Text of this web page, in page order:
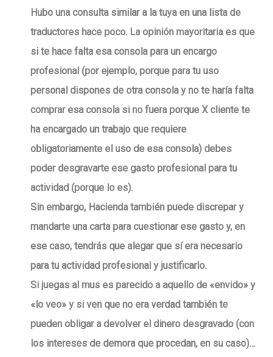
Hubo una consulta similar a la tuya en una lista de
traductores hace poco. La opinión mayoritaria es que
si te hace falta esa consola para un encargo
profesional (por ejemplo, porque para tu uso
personal dispones de otra consola y no te haría falta
comprar esa consola si no fuera porque X cliente te
ha encargado un trabajo que requiere
obligatoriamente el uso de esa consola) debes
poder desgravarte ese gasto profesional para tu
actividad (porque lo es).
Sin embargo, Hacienda también puede discrepar y
mandarte una carta para cuestionar ese gasto y, en
ese caso, tendrás que alegar que sí era necesario
para tu actividad profesional y justificarlo.
Si juegas al mus es parecido a aquello de «envido» y
«lo veo» y si ven que no era verdad también te
pueden obligar a devolver el dinero desgravado (con
los intereses de demora que procedan, en su caso)…